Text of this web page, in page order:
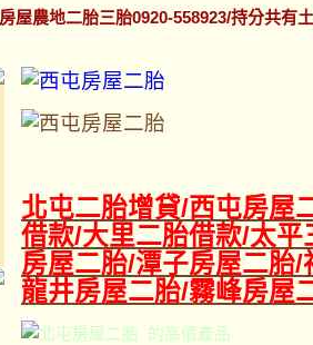
屋農地二胎三胎0920-558923/持分共有
北屯二胎增貸/西屯房屋
借款/大里二胎借款/太
房屋二胎/潭子房屋二胎
龍井房屋二胎/霧峰房屋
的高價產品